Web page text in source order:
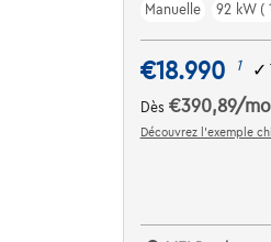
Manuelle
92 kW (
€18.990 1 ✓
Dès €390,89/
Découvrez l’exemple